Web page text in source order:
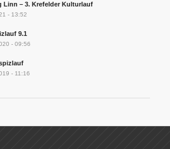
Linn – 3. Krefelder Kulturlauf
- 13:52
9.1
- 09:56
- 11:16